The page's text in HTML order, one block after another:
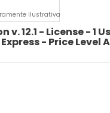
ilustrativa
12.1 - License - 1
- Price Level A